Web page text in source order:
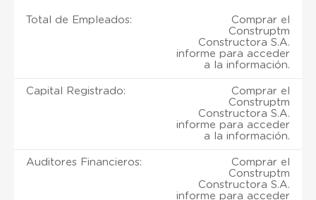
Total de Empleados:
Comprar el
Construptm
Constructora S.A.
informe para acceder
a la información.
Capital Registrado:
Comprar el
Construptm
Constructora S.A.
informe para acceder
a la información.
Auditores Financieros:
Comprar el
Construptm
Constructora S.A.
informe para acceder